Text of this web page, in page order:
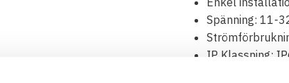
Spänning: 11-
IP Klassning: